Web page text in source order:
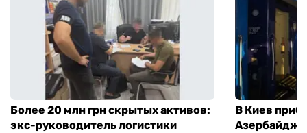
Более 20 млн грн скрытых активов:
экс-руководитель логистики
В Киев